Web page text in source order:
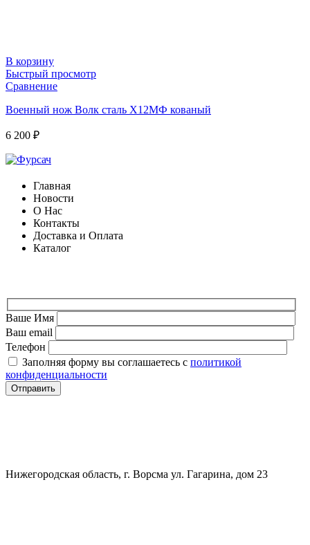
В корзину
Быстрый просмотр
Сравнение
Военный нож Волк сталь Х12МФ кованый
6 200 ₽
Главная
Новости
О Нас
Контакты
Доставка и Оплата
Каталог
Ваше Имя
Ваш email
Телефон
Заполняя форму вы соглашаетесь с политикой
конфиденциальности
Нижегородская область, г. Ворсма ул. Гагарина, дом 23